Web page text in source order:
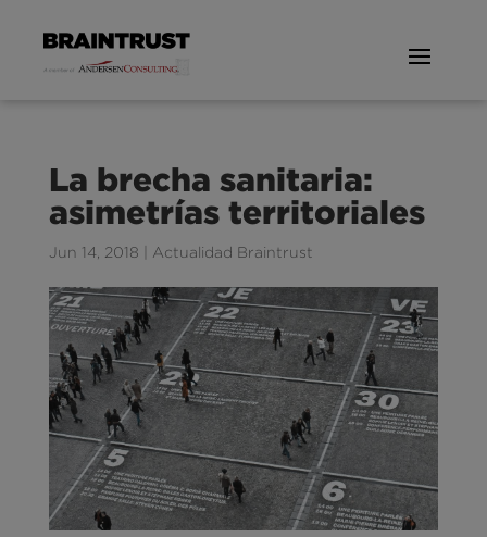
La brecha sanitaria:
asimetrías territoriales
Jun 14, 2018 Actualidad Braintrust